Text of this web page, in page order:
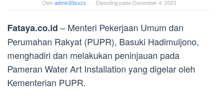
Olehadmin33sxzs Diposting pada Desember 4, 2023
Fataya.co.id – Menteri Pekerjaan Umum dan
Perumahan Rakyat (PUPR), Basuki Hadimuljono,
menghadiri dan melakukan peninjauan pada
Pameran Water Art Installation yang digelar oleh
Kementerian PUPR.